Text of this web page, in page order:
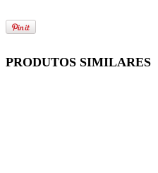
PRODUTOS SIMILARES